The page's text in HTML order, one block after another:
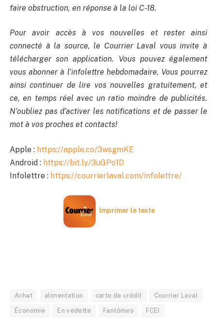
faire obstruction, en réponse à la loi C-18.
Pour avoir accès à vos nouvelles et rester ainsi
connecté à la source, le Courrier Laval vous invite à
télécharger son application. Vous pouvez également
vous abonner à l’infolettre hebdomadaire. Vous pourrez
ainsi continuer de lire vos nouvelles gratuitement, et
ce, en temps réel avec un ratio moindre de publicités.
N’oubliez pas d’activer les notifications et de passer le
mot à vos proches et contacts!
Apple : https://apple.co/3wsgmKE
Android : https://bit.ly/3uGPo1D
Infolettre : https://courrierlaval.com/infolettre/
Imprimer le texte
Achat alimentation carte de crédit Courrier Laval
Économie En vedette Fantômes FCEI